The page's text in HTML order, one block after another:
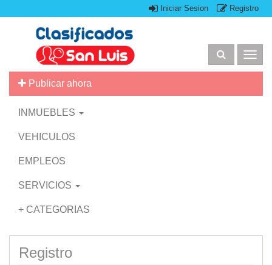
Iniciar Sesion Registro
Publicar ahora
INMUEBLES
VEHICULOS
EMPLEOS
SERVICIOS
+ CATEGORIAS
Registro